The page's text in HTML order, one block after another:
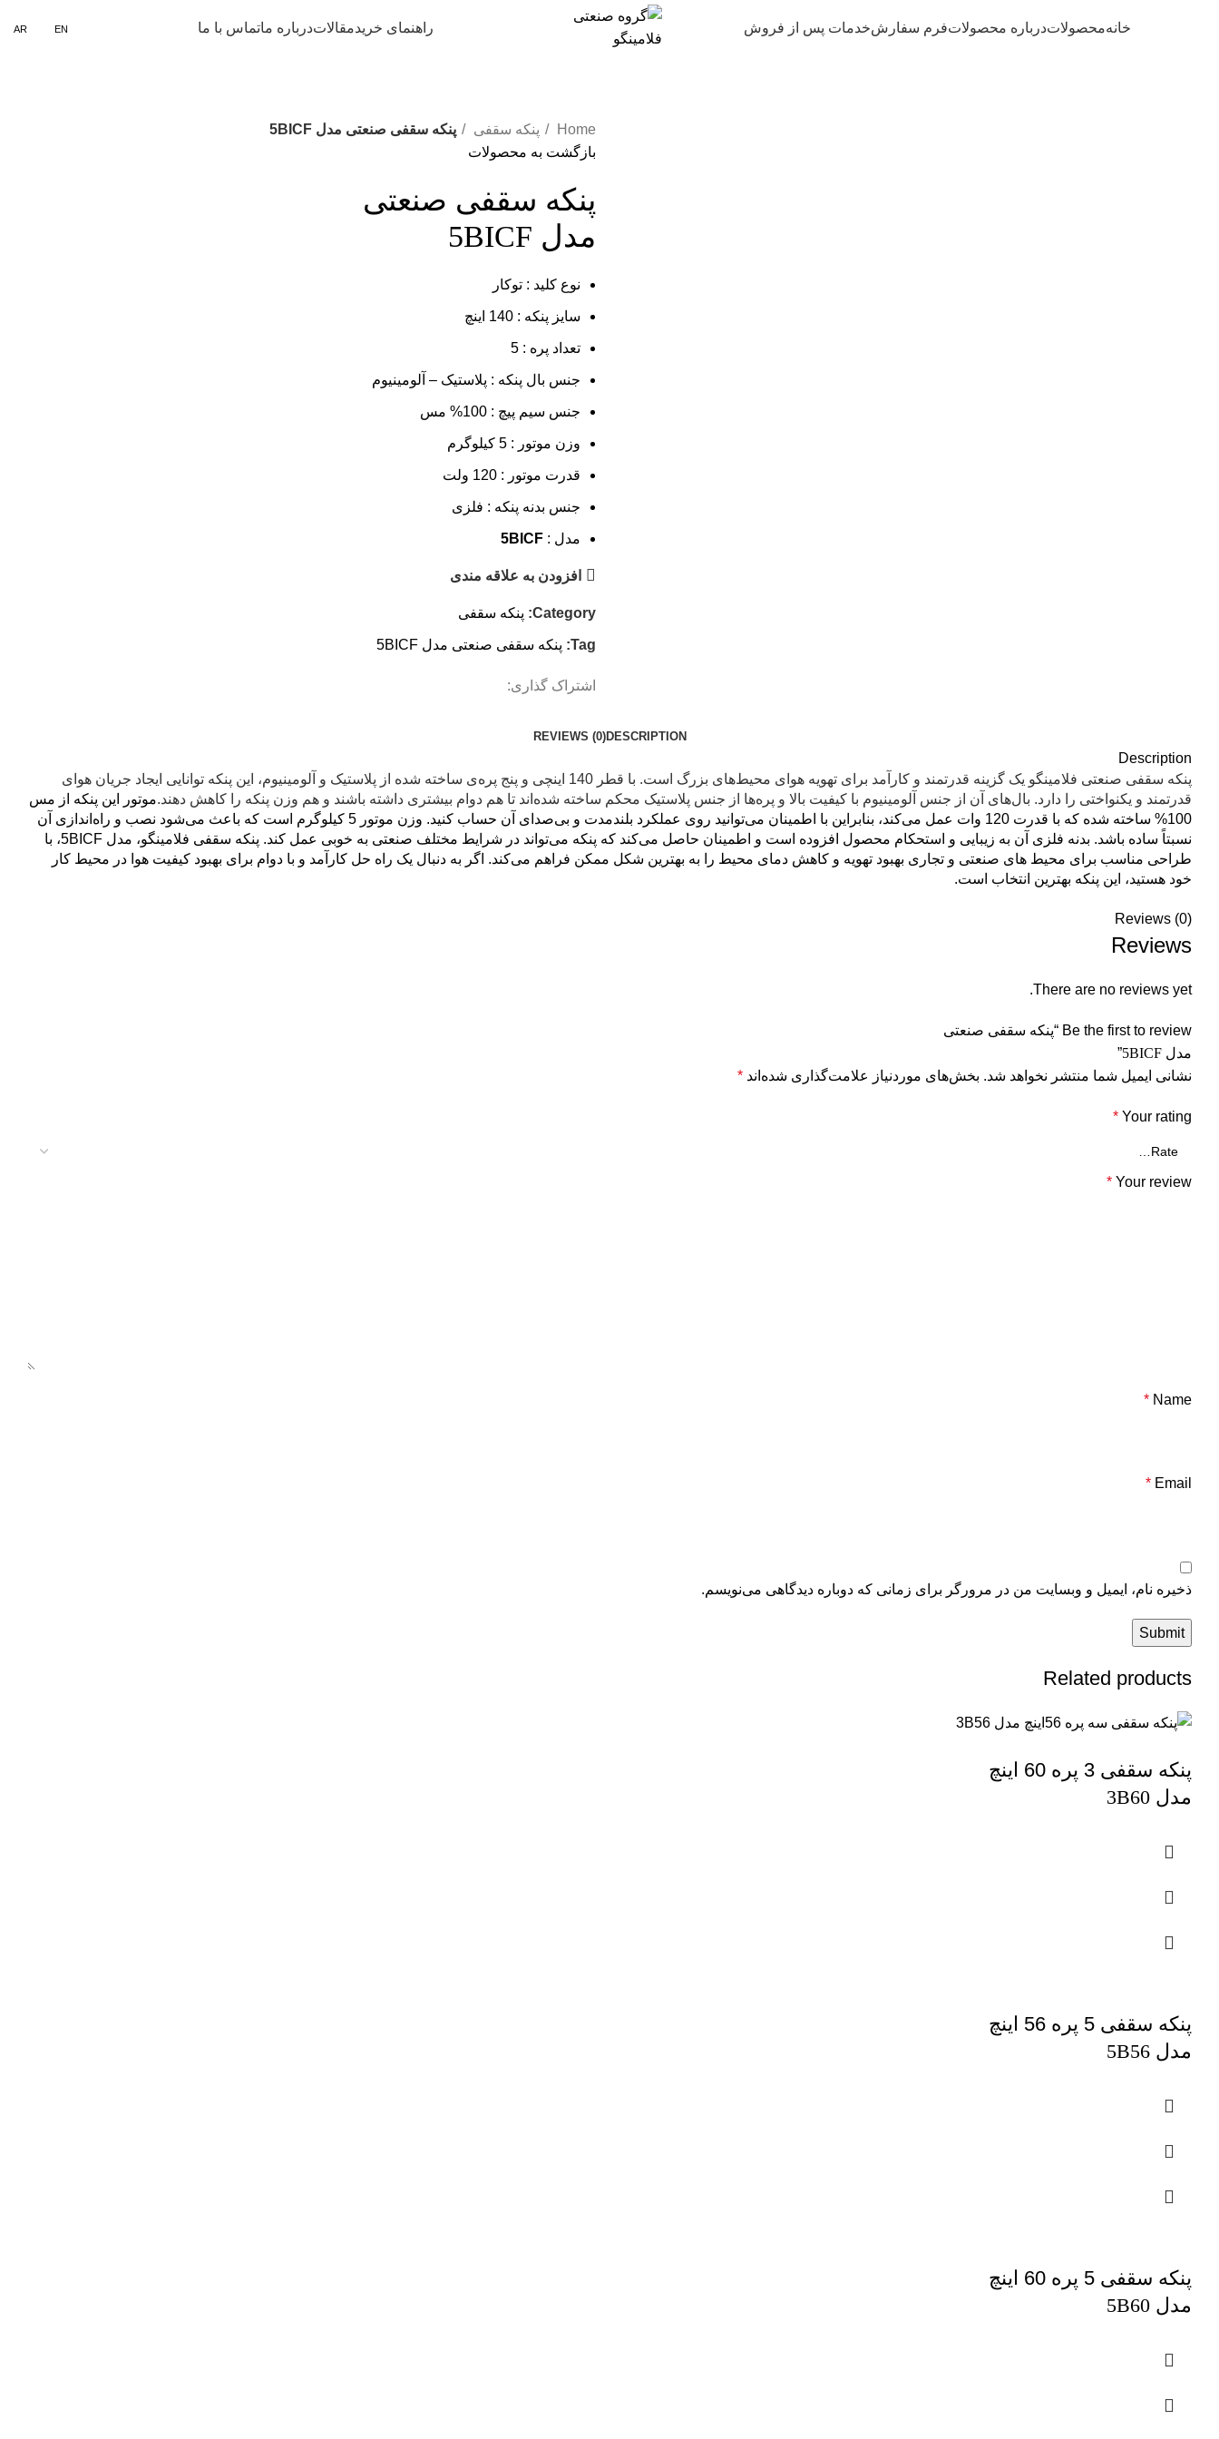
خانهمحصولاتدرباره محصولاتفرم سفارشخدمات پس از فروش راهنمای خریدمقالاتدرباره ماتماس با ما EN
AR
Home پنکه سقفی
پنکه سقفی صنعتی مدل 5BICF
بازگشت به محصولات
پنکه سقفی صنعتی
مدل 5BICF
نوع کلید : توکار
سایز پنکه : 140 اینچ
تعداد پره : 5
جنس بال پنکه : پلاستیک – آلومینیوم
جنس سیم پیچ : 100% مس
وزن موتور : 5 کیلوگرم
قدرت موتور : 120 ولت
جنس بدنه پنکه : فلزی
مدل : 5BICF
افزودن به علاقه مندی
Category: پنکه سقفی
Tag: پنکه سقفی صنعتی مدل 5BICF
اشتراک گذاری:
DESCRIPTION
REVIEWS (0)
Description
پنکه سقفی صنعتی فلامینگو یک گزینه قدرتمند و کارآمد برای تهویه هوای محیط‌های بزرگ است. با قطر 140 اینچی و پنج پره‌ی ساخته شده از پلاستیک و آلومینیوم، این پنکه توانایی ایجاد جریان هوای
قدرتمند و یکنواختی را دارد. بال‌های آن از جنس آلومینیوم با کیفیت بالا و پره‌ها از جنس پلاستیک محکم ساخته شده‌اند تا هم دوام بیشتری داشته باشند و هم وزن پنکه را کاهش دهند.موتور این پنکه از مس
100% ساخته شده که با قدرت 120 وات عمل می‌کند، بنابراین با اطمینان می‌توانید روی عملکرد بلندمدت و بی‌صدای آن حساب کنید. وزن موتور 5 کیلوگرم است که باعث می‌شود نصب و راه‌اندازی آن
نسبتاً ساده باشد. بدنه فلزی آن به زیبایی و استحکام محصول افزوده است و اطمینان حاصل می‌کند که پنکه می‌تواند در شرایط مختلف صنعتی به خوبی عمل کند. پنکه سقفی فلامینگو، مدل 5BICF، با
طراحی مناسب برای محیط های صنعتی و تجاری بهبود تهویه و کاهش دمای محیط را به بهترین شکل ممکن فراهم می‌کند. اگر به دنبال یک راه حل کارآمد و با دوام برای بهبود کیفیت هوا در محیط کار
خود هستید، این پنکه بهترین انتخاب است.
Reviews (0)
Reviews
There are no reviews yet.
Be the first to review “پنکه سقفی صنعتی
مدل 5BICF
”
نشانی ایمیل شما منتشر نخواهد شد. بخش‌های موردنیاز علامت‌گذاری شده‌اند *
Your rating
*
Your review
*
Name
*
Email
*
ذخیره نام، ایمیل و وبسایت من در مرورگر برای زمانی که دوباره دیدگاهی می‌نویسم.
Related products
پنکه سقفی 3 پره 60 اینچ
مدل 3B60
پنکه سقفی 5 پره 56 اینچ
مدل
پنکه سقفی 5 پره 60 اینچ
مدل 5B60